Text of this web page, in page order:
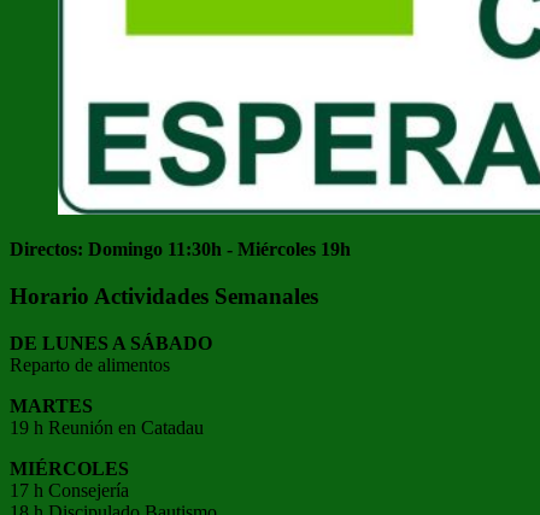
Directos: Domingo 11:30h - Miércoles 19h
Horario Actividades Semanales
DE LUNES A SÁBADO
Reparto de alimentos
MARTES
19 h Reunión en Catadau
MIÉRCOLES
17 h Consejería